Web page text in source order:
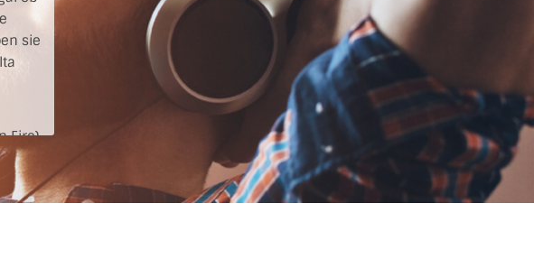
sie
Fire)